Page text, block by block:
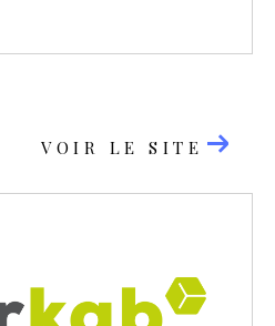
VOIR LE SITE